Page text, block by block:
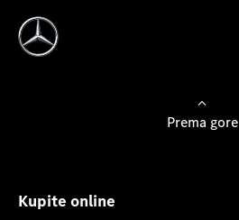
Prema gore
Kupite online